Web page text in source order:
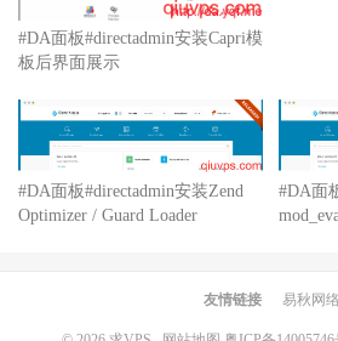
#DA面板#directadmin安装Capri模
板后界面展示
#DA面板#directadmin安装Zend
Optimizer / Guard Loader
#DA面
友情链接 易秋网络